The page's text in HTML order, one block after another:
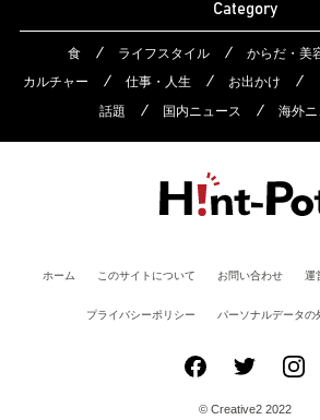
Category
食 ライフスタイル からだ・美
カルチャー
仕事・人生 お出かけ
話題
国内ニュース 海外
ホーム このサイトについて お問い合わせ 運
プライバシーポリシー パーソナルデータの
© Creative2 2022